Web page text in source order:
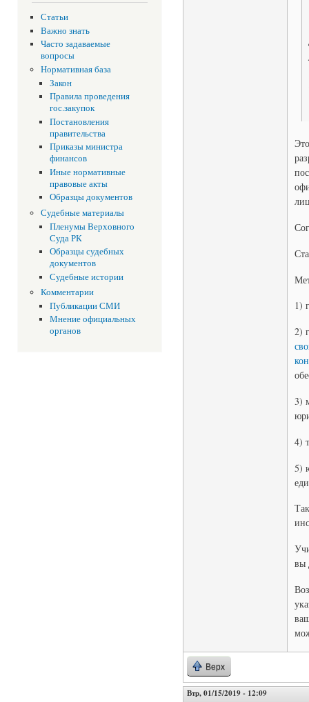
Статьи
Важно знать
Часто задаваемые
вопросы
Нормативная база
Закон
Правила проведения
гос.закупок
Постановления
правительства
Приказы министра
финансов
Иные нормативные
правовые акты
Образцы документов
Судебные материалы
Пленумы Верховного
Суда РК
Образцы судебных
документов
Судебные истории
Комментарии
Публикации СМИ
Мнение официальных
органов
1)
2)
3)
4)
5)
вы
Верх
Втр, 01/15/2019 - 12:09